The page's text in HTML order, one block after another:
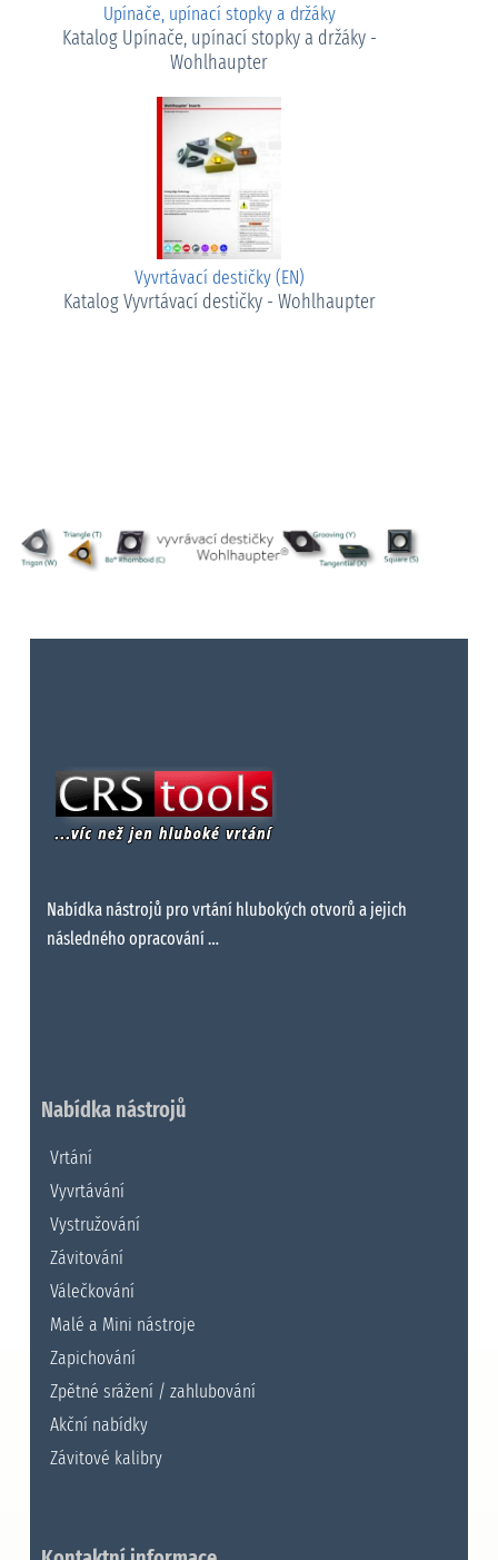
Upínače, upínací stopky a držáky
Katalog Upínače, upínací stopky a držáky -
Wohlhaupter
Vyvrtávací destičky (EN)
Katalog Vyvrtávací destičky - Wohlhaupter
Nabídka nástrojů pro vrtání hlubokých otvorů a jejich
následného opracování …
Nabídka nástrojů
Vrtání
Vyvrtávání
Vystružování
Závitování
Válečkování
Malé a Mini nástroje
Zapichování
Zpětné srážení / zahlubování
Akční nabídky
Závitové kalibry